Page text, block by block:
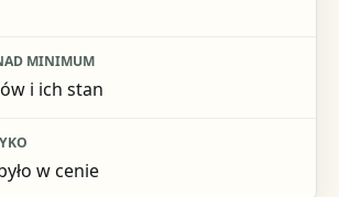
i ich stan
w cenie